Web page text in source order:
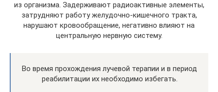
из организма. Задерживают радиоактивные элементы,
затрудняют работу желудочно-кишечного тракта,
нарушают кровообращение, негативно влияют на
центральную нервную систему.
Во время прохождения лучевой терапии и в период
реабилитации их необходимо избегать.